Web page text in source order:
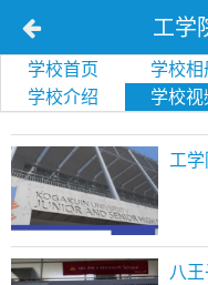
学校首页 学校
学校介绍
学校
工
八